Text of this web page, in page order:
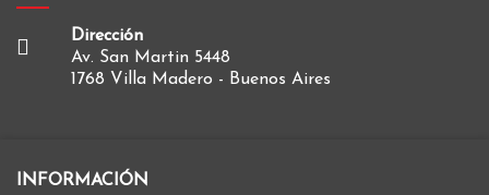
Dirección
Av. San Martin 5448
1768 Villa Madero - Buenos Aires
INFORMACIÓN